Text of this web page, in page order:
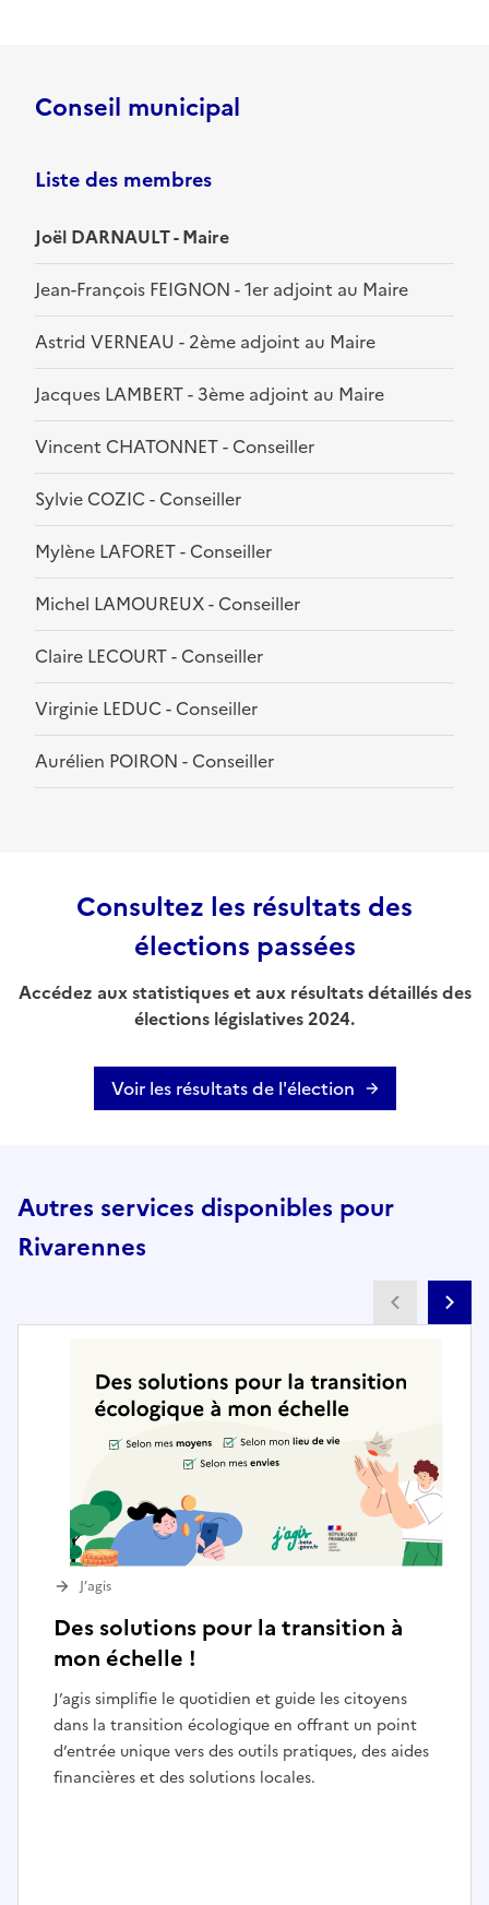
Conseil municipal
Liste des membres
Joël DARNAULT - Maire
Jean-François FEIGNON - 1er adjoint au Maire
Astrid VERNEAU - 2ème adjoint au Maire
Jacques LAMBERT - 3ème adjoint au Maire
Vincent CHATONNET - Conseiller
Sylvie COZIC - Conseiller
Mylène LAFORET - Conseiller
Michel LAMOUREUX - Conseiller
Claire LECOURT - Conseiller
Virginie LEDUC - Conseiller
Aurélien POIRON - Conseiller
Consultez les résultats des
élections passées
Accédez aux statistiques et aux résultats détaillés des
élections législatives 2024.
Voir les résultats de l'élection
Autres services disponibles pour
Rivarennes
Des solutions pour la transition à
mon échelle !
J’agis simplifie le quotidien et guide les citoyens
dans la transition écologique en offrant un point
d’entrée unique vers des outils pratiques, des aides
financières et des solutions locales.
J’agis